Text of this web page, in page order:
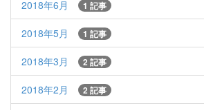
2018年6月 1 記事
2018年5月 1 記事
2018年3月 2 記事
2018年2月 2 記事